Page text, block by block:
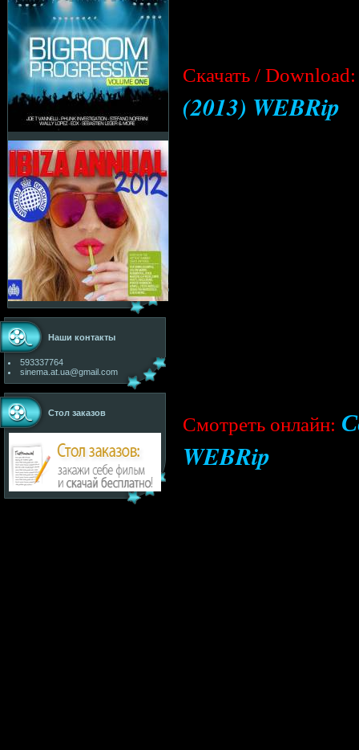
Наши контакты
593337764
sinema.at.ua@gmail.com
Стол заказов
Cкачать / Download:
(2013) WEBRip
Cмотреть онлайн:
WEBRip